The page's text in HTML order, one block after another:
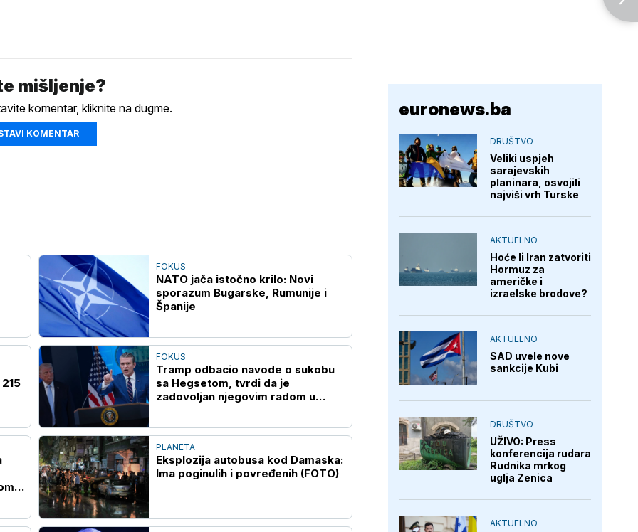
mišljenje?
komentar, kliknite na dugme.
KOMENTAR
FOKUS
NATO jača istočno krilo: Novi
sporazum Bugarske, Rumunije i
Španije
FOKUS
Tramp odbacio navode o sukobu
sa Hegsetom, tvrdi da je
zadovoljan njegovim radom u
PLANETA
Eksplozija autobusa kod Damaska:
Ima poginulih i povređenih (FOTO)
euronews.ba
DRUŠTVO
Veliki uspjeh
sarajevskih
planinara, osvojili
najviši vrh Turske
AKTUELNO
Hoće li Iran zatvoriti
Hormuz za
američke i
izraelske brodove?
AKTUELNO
SAD uvele nove
sankcije Kubi
DRUŠTVO
UŽIVO: Press
konferencija rudara
Rudnika mrkog
uglja Zenica
AKTUELNO